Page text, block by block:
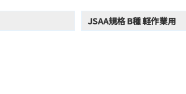
JSAA規格 B種 軽作業用